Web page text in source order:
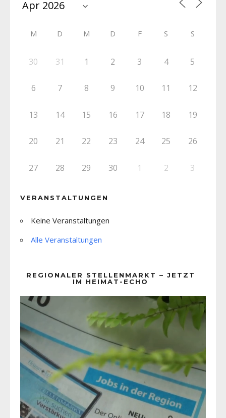
M D M D F S S
30 31 1 2 3 4 5
6 7 8 9 10 11 12
13 14 15 16 17 18 19
20 21 22 23 24 25 26
27 28 29 30 1 2 3
VERANSTALTUNGEN
Keine Veranstaltungen
Alle Veranstaltungen
REGIONALER STELLENMARKT – JETZT
IM HEIMAT-ECHO
Player